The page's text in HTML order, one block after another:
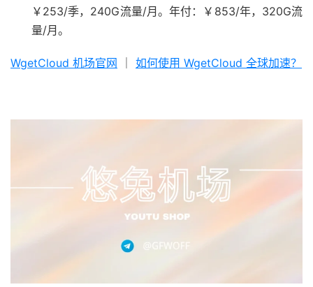
￥253/季，240G流量/月。年付：￥853/年，320G流
量/月。
WgetCloud 机场官网 如何使用 WgetCloud 全球加速？